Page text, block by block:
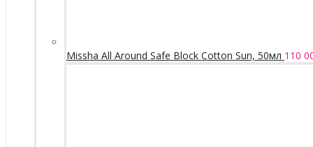
Missha All Around Safe Block Cotton Sun, 50мл 110